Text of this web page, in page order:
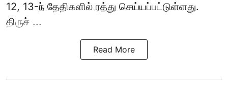
12, 13-ந் தேதிகளில் ரத்து செய்யப்பட்டுள்ளது.
திருச் ...
Read More